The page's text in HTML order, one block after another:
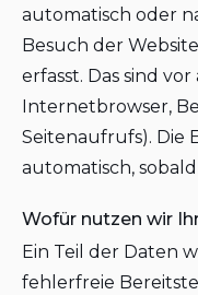
automatisch oder
Besuch der
erfasst. Das sind
Internetbrowser,
Seitenaufrufs). Die
automatisch,
Wofür nutzen wir
Ein Teil der Daten
fehlerfreie